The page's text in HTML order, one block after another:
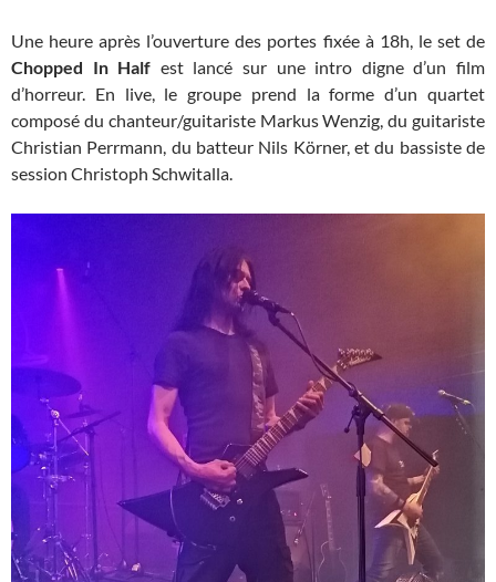
Une heure après l’ouverture des portes fixée à 18h, le set de
Chopped In Half est lancé sur une intro digne d’un film
d’horreur. En live, le groupe prend la forme d’un quartet
composé du chanteur/guitariste Markus Wenzig, du guitariste
Christian Perrmann, du batteur Nils Körner, et du bassiste de
session Christoph Schwitalla.